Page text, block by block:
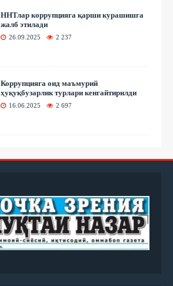
ННТлар коррупцияга қарши курашишга
жалб этилади
26.09.2025 2 237
Коррупцияга оид маъмурий
ҳуқуқбузарлик турлари кенгайтирилди
16.06.2025 2 697